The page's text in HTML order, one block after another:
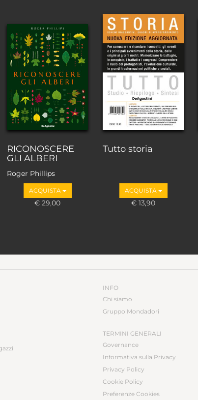
RICONOSCERE
GLI ALBERI
Roger Phillips
ACQUISTA
€ 29,00
Tutto storia
ACQUISTA
€ 13,90
INFO
Chi siamo
Gruppo Mondadori
TERMINI GENERALI
Governance
Informativa sulla Privacy
Privacy Policy
Cookie Policy
Preferenze Cookies